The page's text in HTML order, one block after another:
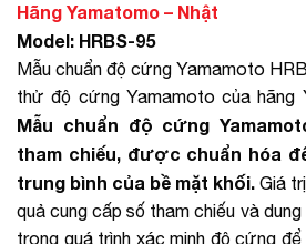
Hãng Yamatomo – Nhật
Model: HRBS-95
Mẫu chuẩn độ cứng Yamamoto
thử độ cứng Yamamoto của hãng
Mẫu chuẩn độ cứng
tham chiếu, được chuẩn hóa
trung bình của bề mặt khối. Giá
quả cung cấp số tham chiếu và
trong quá trình xác minh độ cứng